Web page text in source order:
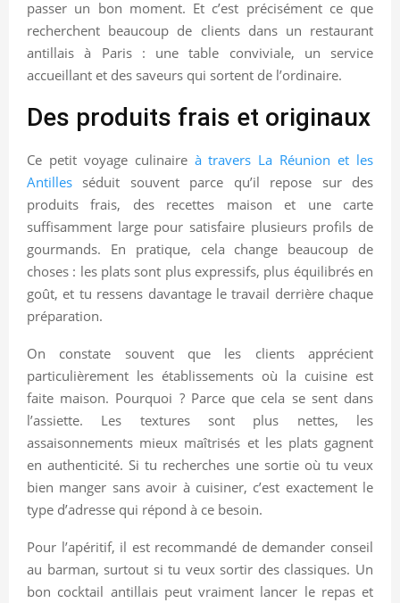
passer un bon moment. Et c’est précisément ce que
recherchent beaucoup de clients dans un restaurant
antillais à Paris : une table conviviale, un service
accueillant et des saveurs qui sortent de l’ordinaire.
Des produits frais et originaux
Ce petit voyage culinaire à travers La Réunion et les
Antilles séduit souvent parce qu’il repose sur des
produits frais, des recettes maison et une carte
suffisamment large pour satisfaire plusieurs profils de
gourmands. En pratique, cela change beaucoup de
choses : les plats sont plus expressifs, plus équilibrés en
goût, et tu ressens davantage le travail derrière chaque
préparation.
On constate souvent que les clients apprécient
particulièrement les établissements où la cuisine est
faite maison. Pourquoi ? Parce que cela se sent dans
l’assiette. Les textures sont plus nettes, les
assaisonnements mieux maîtrisés et les plats gagnent
en authenticité. Si tu recherches une sortie où tu veux
bien manger sans avoir à cuisiner, c’est exactement le
type d’adresse qui répond à ce besoin.
Pour l’apéritif, il est recommandé de demander conseil
au barman, surtout si tu veux sortir des classiques. Un
bon cocktail antillais peut vraiment lancer le repas et